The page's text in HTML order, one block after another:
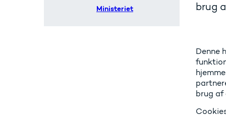
Ministeriet
brug
Denne
brug af